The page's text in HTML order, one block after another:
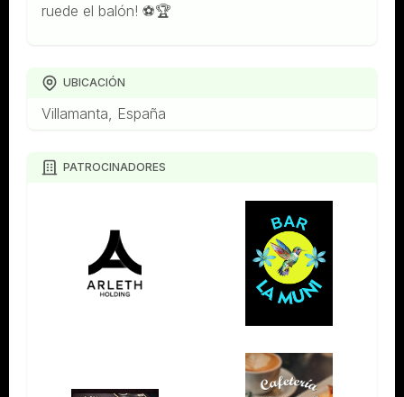
ruede el balón! ⚽🏆
UBICACIÓN
Villamanta, España
PATROCINADORES